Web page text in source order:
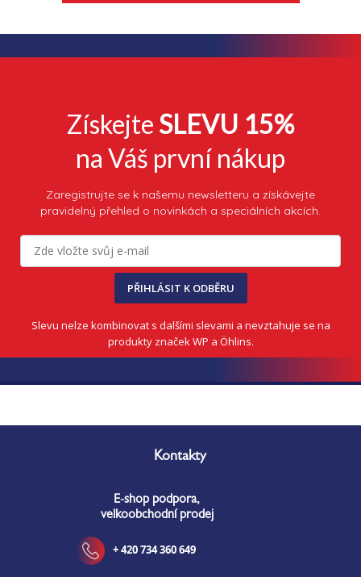
Získejte SLEVU 15%
na Váš první nákup
Zaregistrujte se k našemu newsletteru a získávejte
pravidelný přehled o novinkách a speciálních akcích.
PŘIHLÁSIT K ODBĚRU
Slevu nelze kombinovat s dalšími slevami a nevztahuje se na
produkty značek WP a Öhlins.
Kontakty
E-shop podpora,
velkoobchodní prodej
+ 420 734 360 649